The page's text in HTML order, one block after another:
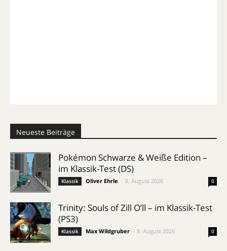
Neueste Beiträge
Pokémon Schwarze & Weiße Edition –
im Klassik-Test (DS)
Klassik Oliver Ehrle 8. August 2026 0
Trinity: Souls of Zill O’ll – im Klassik-Test
(PS3)
Klassik Max Wildgruber 8. August 2026 0